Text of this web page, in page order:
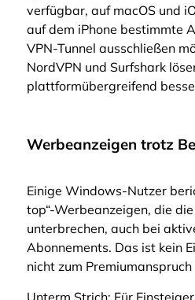
verfügbar, auf macOS und
auf dem iPhone bestimmte
VPN-Tunnel ausschließen
NordVPN und Surfshark
plattformübergreifend
Werbeanzeigen trotz
Einige Windows-Nutzer
top“-Werbeanzeigen, die
unterbrechen, auch bei
Abonnements. Das ist kein
nicht zum
Unterm Strich: Für